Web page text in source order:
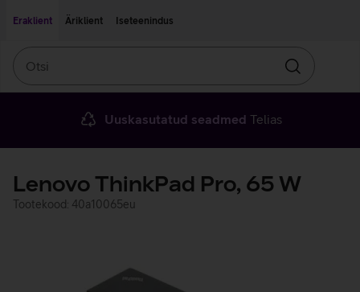
Eraklient
Äriklient Iseteenindus
Otsin
Uuskasutatud seadmed Telias
Lenovo ThinkPad Pro, 65 W
Tootekood: 40a10065eu